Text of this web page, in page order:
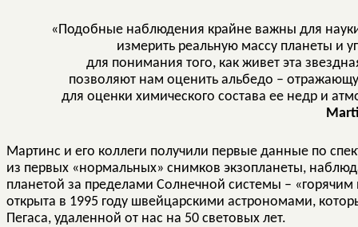
«Подобные наблюдения крайне важны для
измерить реальную массу планеты и
для понимания того, как живет эта
позволяют нам оценить альбедо –
для оценки химического состава ее недр и
Мартинс и его коллеги получили первые данные по
из первых «нормальных» снимков экзопланеты,
планетой за пределами Солнечной системы –
открыта в 1995 году швейцарскими астрономами,
Пегаса, удаленной от нас на 50 световых лет.